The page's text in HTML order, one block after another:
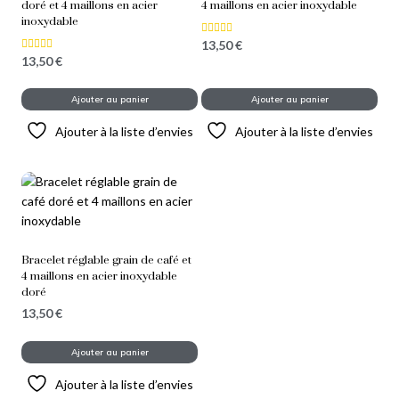
doré et 4 maillons en acier
inoxydable
Note
5.00
13,50€
Ajouter au panier
Ajouter à la liste d’envies
4 maillons en acier inoxydable
Note
4.00
13,50€
Ajouter au panier
Ajouter à la liste d’envies
Bracelet réglable grain de café et
4 maillons en acier inoxydable
doré
13,50€
Ajouter au panier
Ajouter à la liste d’envies